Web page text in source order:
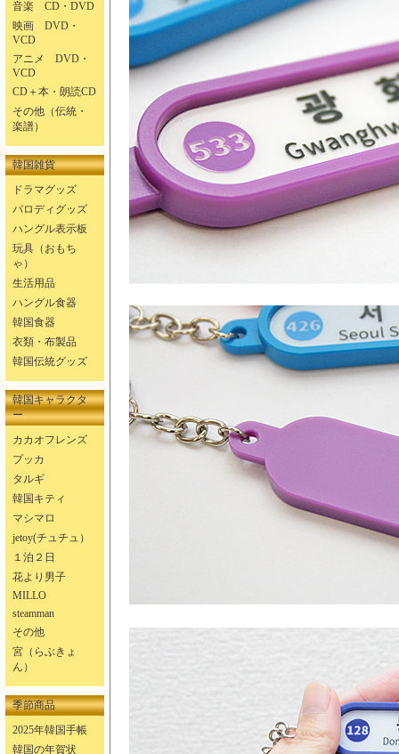
音楽 CD・DVD
映画 DVD・
VCD
アニメ DVD・
VCD
CD＋本・朗読CD
その他（伝統・
楽譜）
韓国雑貨
ドラマグッズ
パロディグッズ
ハングル表示板
玩具（おもち
ゃ）
生活用品
ハングル食器
韓国食器
衣類・布製品
韓国伝統グッズ
韓国キャラクタ
ー
カカオフレンズ
プッカ
タルギ
韓国キティ
マシマロ
jetoy(チュチュ）
１泊２日
花より男子
MILLO
steamman
その他
宮（らぶきょ
ん）
季節商品
2025年韓国手帳
韓国の年賀状